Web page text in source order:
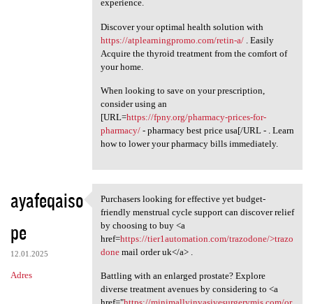
experience.
Discover your optimal health solution with
https://atplearningpromo.com/retin-a/. Easily
Acquire the thyroid treatment from the comfort of
your home.
When looking to save on your prescription,
consider using an
[URL=https://fpny.org/pharmacy-prices-for-
pharmacy/- pharmacy best price usa[/URL - . Learn
how to lower your pharmacy bills immediately.
ayafeqaiso
pe
12.01.2025
Adres
Purchasers looking for
Purchasers looking for effective yet budget-
friendly menstrual cycle support can discover relief
by choosing to buy <a
href=https://tier1automation.com/trazodone/>trazo
donemail order uk</a> .
Battling with an enlarged prostate? Explore
diverse treatment avenues by considering to <a